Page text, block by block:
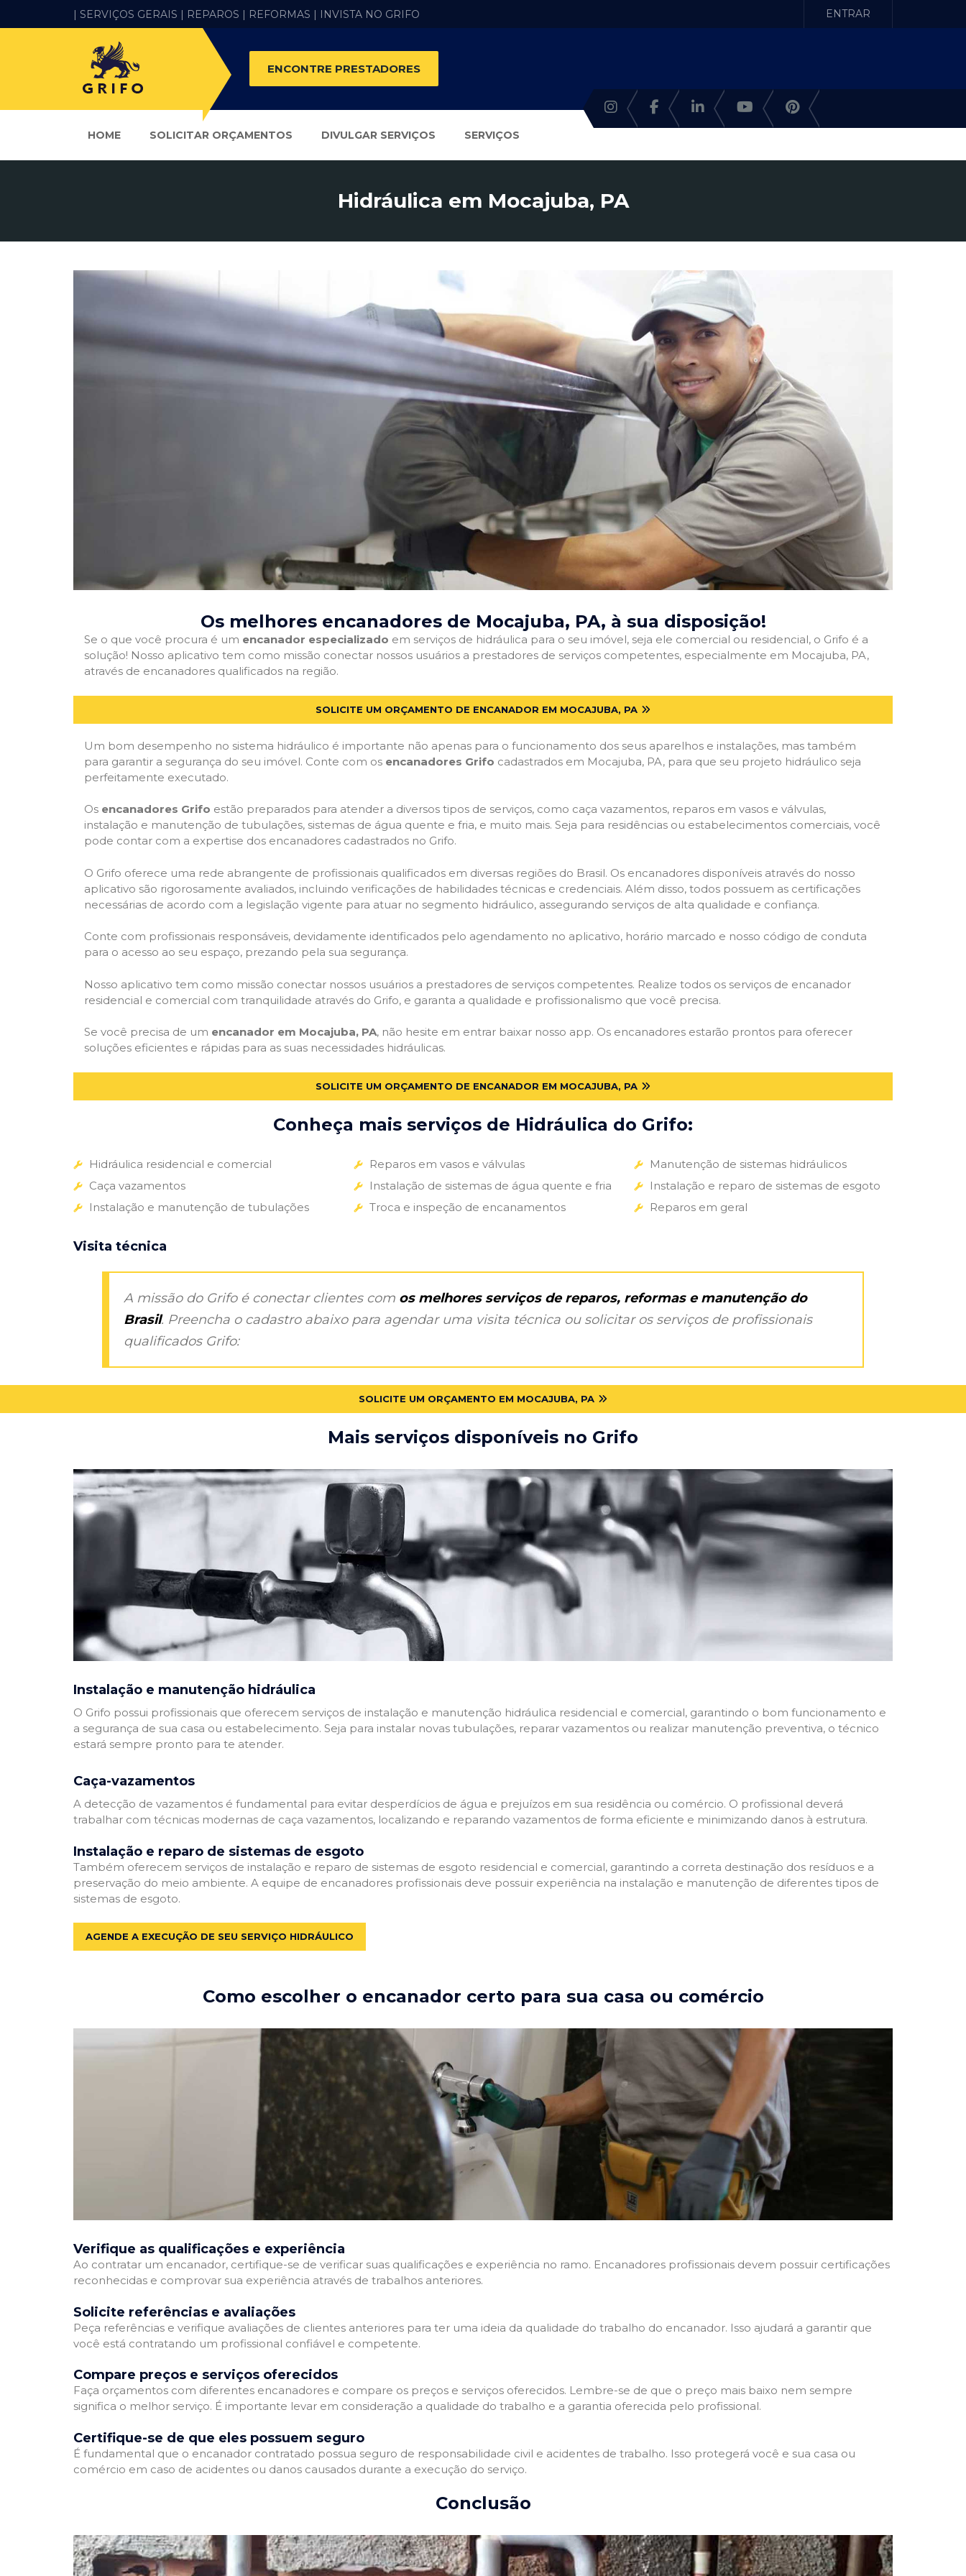
| SERVIÇOS GERAIS | REPAROS | REFORMAS | INVISTA NO GRIFO ENTRAR
ENCONTRE PRESTADORES
HOME SOLICITAR ORÇAMENTOS DIVULGAR SERVIÇOS SERVIÇOS
Hidráulica em Mocajuba, PA
Os melhores encanadores de Mocajuba, PA, à sua disposição!
Se o que você procura é um encanador especializado em serviços de hidráulica para o seu imóvel, seja ele comercial ou residencial, o Grifo é a
solução! Nosso aplicativo tem como missão conectar nossos usuários a prestadores de serviços competentes, especialmente em Mocajuba, PA,
através de encanadores qualificados na região.
SOLICITE UM ORÇAMENTO DE ENCANADOR EM MOCAJUBA, PA
Um bom desempenho no sistema hidráulico é importante não apenas para o funcionamento dos seus aparelhos e instalações, mas também
para garantir a segurança do seu imóvel. Conte com os encanadores Grifo cadastrados em Mocajuba, PA, para que seu projeto hidráulico seja
perfeitamente executado.
Os encanadores Grifo estão preparados para atender a diversos tipos de serviços, como caça vazamentos, reparos em vasos e válvulas,
instalação e manutenção de tubulações, sistemas de água quente e fria, e muito mais. Seja para residências ou estabelecimentos comerciais, você
pode contar com a expertise dos encanadores cadastrados no Grifo.
O Grifo oferece uma rede abrangente de profissionais qualificados em diversas regiões do Brasil. Os encanadores disponíveis através do nosso
aplicativo são rigorosamente avaliados, incluindo verificações de habilidades técnicas e credenciais. Além disso, todos possuem as certificações
necessárias de acordo com a legislação vigente para atuar no segmento hidráulico, assegurando serviços de alta qualidade e confiança.
Conte com profissionais responsáveis, devidamente identificados pelo agendamento no aplicativo, horário marcado e nosso código de conduta
para o acesso ao seu espaço, prezando pela sua segurança.
Nosso aplicativo tem como missão conectar nossos usuários a prestadores de serviços competentes. Realize todos os serviços de encanador
residencial e comercial com tranquilidade através do Grifo, e garanta a qualidade e profissionalismo que você precisa.
Se você precisa de um encanador em Mocajuba, PA, não hesite em entrar baixar nosso app. Os encanadores estarão prontos para oferecer
soluções eficientes e rápidas para as suas necessidades hidráulicas.
SOLICITE UM ORÇAMENTO DE ENCANADOR EM MOCAJUBA, PA
Conheça mais serviços de Hidráulica do Grifo:
Hidráulica residencial e comercial
Caça vazamentos
Instalação e manutenção de tubulações
Reparos em vasos e válvulas
Instalação de sistemas de água quente e fria
Troca e inspeção de encanamentos
Manutenção de sistemas hidráulicos
Instalação e reparo de sistemas de esgoto
Reparos em geral
Visita técnica
A missão do Grifo é conectar clientes com os melhores serviços de reparos, reformas e manutenção do
Brasil. Preencha o cadastro abaixo para agendar uma visita técnica ou solicitar os serviços de profissionais
qualificados Grifo:
SOLICITE UM ORÇAMENTO EM MOCAJUBA, PA
Mais serviços disponíveis no Grifo
Instalação e manutenção hidráulica
O Grifo possui profissionais que oferecem serviços de instalação e manutenção hidráulica residencial e comercial, garantindo o bom funcionamento e
a segurança de sua casa ou estabelecimento. Seja para instalar novas tubulações, reparar vazamentos ou realizar manutenção preventiva, o técnico
estará sempre pronto para te atender.
Caça-vazamentos
A detecção de vazamentos é fundamental para evitar desperdícios de água e prejuízos em sua residência ou comércio. O profissional deverá
trabalhar com técnicas modernas de caça vazamentos, localizando e reparando vazamentos de forma eficiente e minimizando danos à estrutura.
Instalação e reparo de sistemas de esgoto
Também oferecem serviços de instalação e reparo de sistemas de esgoto residencial e comercial, garantindo a correta destinação dos resíduos e a
preservação do meio ambiente. A equipe de encanadores profissionais deve possuir experiência na instalação e manutenção de diferentes tipos de
sistemas de esgoto.
AGENDE A EXECUÇÃO DE SEU SERVIÇO HIDRÁULICO
Como escolher o encanador certo para sua casa ou comércio
Verifique as qualificações e experiência
Ao contratar um encanador, certifique-se de verificar suas qualificações e experiência no ramo. Encanadores profissionais devem possuir certificações
reconhecidas e comprovar sua experiência através de trabalhos anteriores.
Solicite referências e avaliações
Peça referências e verifique avaliações de clientes anteriores para ter uma ideia da qualidade do trabalho do encanador. Isso ajudará a garantir que
você está contratando um profissional confiável e competente.
Compare preços e serviços oferecidos
Faça orçamentos com diferentes encanadores e compare os preços e serviços oferecidos. Lembre-se de que o preço mais baixo nem sempre
significa o melhor serviço. É importante levar em consideração a qualidade do trabalho e a garantia oferecida pelo profissional.
Certifique-se de que eles possuem seguro
É fundamental que o encanador contratado possua seguro de responsabilidade civil e acidentes de trabalho. Isso protegerá você e sua casa ou
comércio em caso de acidentes ou danos causados durante a execução do serviço.
Conclusão